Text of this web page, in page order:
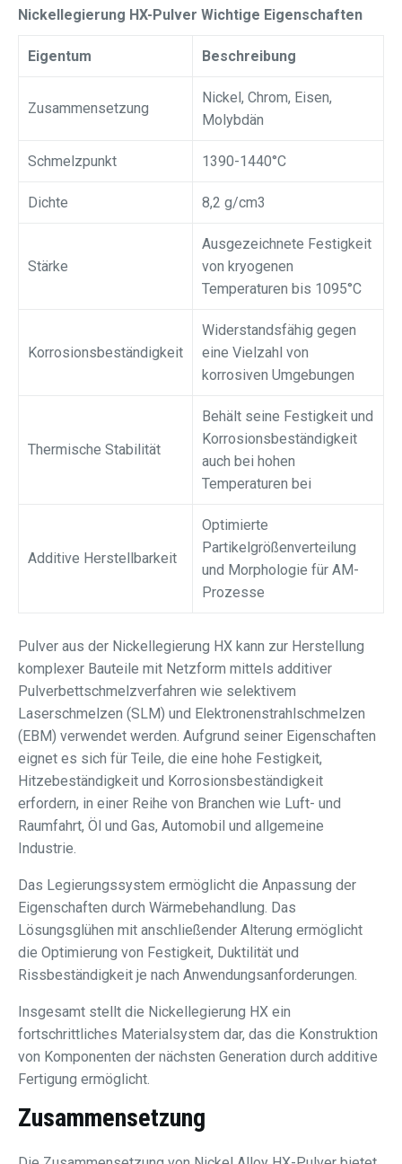
Nickellegierung HX-Pulver Wichtige Eigenschaften
Eigentum Beschreibung
Zusammensetzung
Nickel, Chrom, Eisen,
Molybdän
Schmelzpunkt 1390-1440°C
Dichte 8,2 g/cm3
Stärke
Ausgezeichnete Festigkeit
von kryogenen
Temperaturen bis 1095°C
Korrosionsbeständigkeit
Widerstandsfähig gegen
eine Vielzahl von
korrosiven Umgebungen
Thermische Stabilität
Behält seine Festigkeit und
Korrosionsbeständigkeit
auch bei hohen
Temperaturen bei
Additive Herstellbarkeit
Optimierte
Partikelgrößenverteilung
und Morphologie für AM-
Prozesse
Pulver aus der Nickellegierung HX kann zur Herstellung
komplexer Bauteile mit Netzform mittels additiver
Pulverbettschmelzverfahren wie selektivem
Laserschmelzen (SLM) und Elektronenstrahlschmelzen
(EBM) verwendet werden. Aufgrund seiner Eigenschaften
eignet es sich für Teile, die eine hohe Festigkeit,
Hitzebeständigkeit und Korrosionsbeständigkeit
erfordern, in einer Reihe von Branchen wie Luft- und
Raumfahrt, Öl und Gas, Automobil und allgemeine
Industrie.
Das Legierungssystem ermöglicht die Anpassung der
Eigenschaften durch Wärmebehandlung. Das
Lösungsglühen mit anschließender Alterung ermöglicht
die Optimierung von Festigkeit, Duktilität und
Rissbeständigkeit je nach Anwendungsanforderungen.
Insgesamt stellt die Nickellegierung HX ein
fortschrittliches Materialsystem dar, das die Konstruktion
von Komponenten der nächsten Generation durch additive
Fertigung ermöglicht.
Zusammensetzung